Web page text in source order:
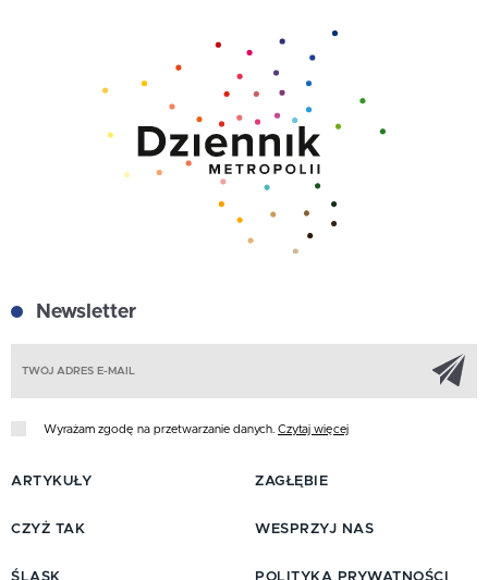
Newsletter
Wyrażam zgodę na przetwarzanie danych. Czytaj więcej
ARTYKUŁY
CZYŻ TAK
ŚLĄSK
ZAGŁĘBIE
WESPRZYJ NAS
POLITYKA PRYWATNOŚCI